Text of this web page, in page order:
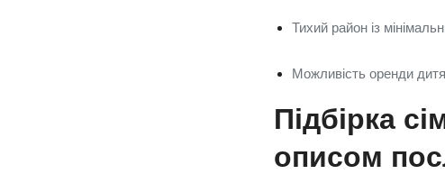
Тихий район із
Можливість оренди
Підбірка
описом